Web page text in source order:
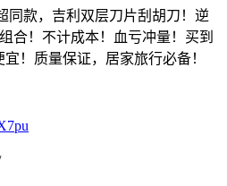
同款，吉利双层刀片刮胡刀！逆
合！不计成本！血亏冲量！买到
！质量保证，居家旅行必备！